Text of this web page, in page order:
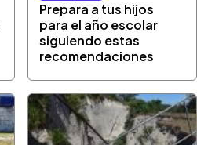
Prepara a tus hijos
para el año escolar
siguiendo estas
recomendaciones